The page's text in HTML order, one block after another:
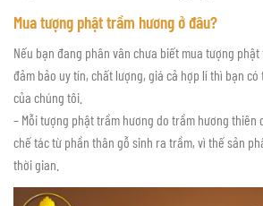
Mua tượng phật trầm hương ở đâu?
Nếu bạn đang phân vân chưa biết mua tượng
đảm bảo uy tín, chất lượng, giá cả hợp lí thì bạn
của chúng tôi.
– Mỗi tượng phật trầm hương do trầm hương thiên
chế tác từ phần thân gỗ sinh ra trầm, vì thế sản
thời gian.